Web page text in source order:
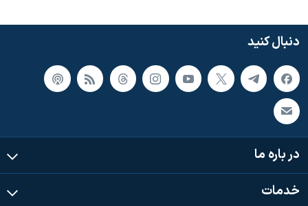
دنبال کنید
در باره ما
خدمات